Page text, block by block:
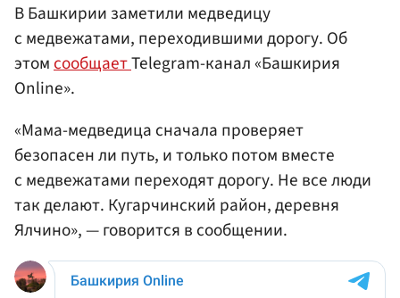
В Башкирии заметили медведицу
с медвежатами, переходившими дорогу. Об
этомсообщаетTelegram-канал «Башкирия
Online».
«Мама-медведица сначала проверяет
безопасен ли путь, и только потом вместе
с медвежатами переходят дорогу. Не все люди
так делают. Кугарчинский район, деревня
Ялчино», — говорится в сообщении.